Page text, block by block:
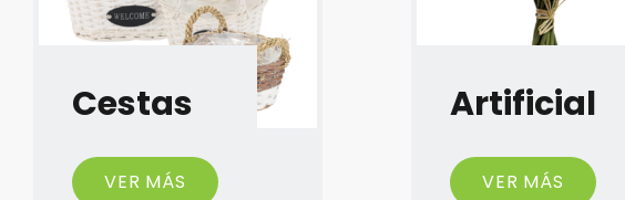
Cestas
VER MÁS
Artificial
VER MÁS